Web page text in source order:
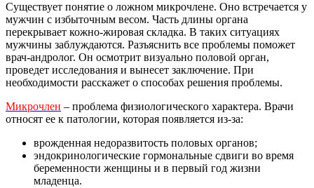
Существует понятие о ложном микрочлене. Оно встречается у
мужчин с избыточным весом. Часть длины органа
перекрывает кожно-жировая складка. В таких ситуациях
мужчины заблуждаются. Разъяснить все проблемы поможет
врач-андролог. Он осмотрит визуально половой орган,
проведет исследования и вынесет заключение. При
необходимости расскажет о способах решения проблемы.
Микрочлен – проблема физиологического характера. Врачи
относят ее к патологии, которая появляется из-за:
врожденная недоразвитость половых органов;
эндокринологические гормональные сдвиги во время
беременности женщины и в первый год жизни
младенца.